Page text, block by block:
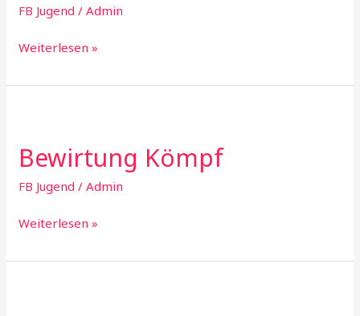
FB Jugend /Admin
Maurich
2025/26
Weiterlesen »
Bewirtung Kömpf
FB Jugend /Admin
Bewirtung
Weiterlesen »